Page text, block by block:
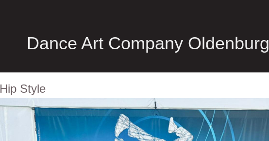
Dance Art Company Oldenburg
Hip Style